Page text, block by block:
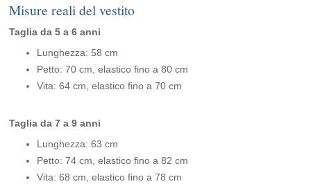
Misure reali del vestito
Taglia da 5 a 6 anni
Lunghezza: 58 cm
Petto: 70 cm, elastico fino a 80 cm
Vita: 64 cm, elastico fino a 70 cm
Taglia da 7 a 9 anni
Lunghezza: 63 cm
Petto: 74 cm, elastico fino a 82 cm
Vita: 68 cm, elastico fino a 78 cm